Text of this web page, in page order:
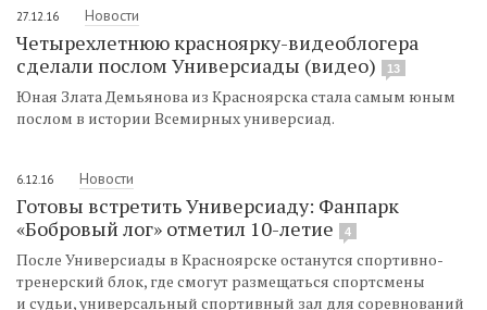
27.12.16 Новости
Четырехлетнюю красноярку-видеоблогера
сделали послом Универсиады (видео)
13
Юная Злата Демьянова из Красноярска стала самым юным
послом в истории Всемирных универсиад.
6.12.16 Новости
Готовы встретить Универсиаду: Фанпарк
«Бобровый лог» отметил 10-летие
4
После Универсиады в Красноярске останутся спортивно-
тренерский блок, где смогут размещаться спортсмены
и судьи, универсальный спортивный зал для соревнований